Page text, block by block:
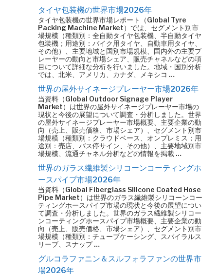
タイヤ包装機の世界市場2026年
タイヤ包装機の世界市場レポート（Global Tyre
Packing Machine Market）では、セグメント別市
場規模（種類別：全自動タイヤ包装機、半自動タイヤ
包装機；用途別：バイク用タイヤ、自動車用タイヤ、
その他）、主要地域と国別市場規模、国内外の主要プ
レーヤーの動向と市場シェア、販売チャネルなどの項
目について詳細な分析を行いました。地域・国別分析
では、北米、アメリカ、カナダ、メキシコ …
世界の屋外サイネージプレーヤー市場2026年
当資料（Global Outdoor Signage Player
Market）は世界の屋外サイネージプレーヤー市場の
現状と今後の展望について調査・分析しました。世界
の屋外サイネージプレーヤー市場概要、主要企業の動
向（売上、販売価格、市場シェア）、セグメント別市
場規模（種類別：クラウドベース、オンプレミス；用
途別：売店、バス停サイン、その他）、主要地域別市
場規模、流通チャネル分析などの情報を掲載 …
世界のガラス繊維製シリコーンコーティングホ
ースパイプ市場2026年
当資料（Global Fiberglass Silicone Coated Hose
Pipe Market）は世界のガラス繊維製シリコーンコー
ティングホースパイプ市場の現状と今後の展望につい
て調査・分析しました。世界のガラス繊維製シリコー
ンコーティングホースパイプ市場概要、主要企業の動
向（売上、販売価格、市場シェア）、セグメント別市
場規模（種類別：チューブケーシング、スパイラルス
リーブ、スナップ …
グルコラファニン＆スルフォラファンの世界市
場2026年